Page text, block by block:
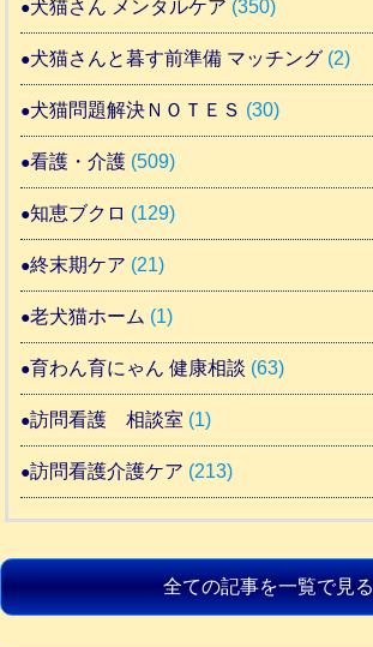
犬猫さん メンタルケア (350)
犬猫さんと暮す前準備 マッチング (2)
犬猫問題解決ＮＯＴＥＳ (30)
看護・介護 (509)
知恵ブクロ (129)
終末期ケア (21)
老犬猫ホーム (1)
育わん育にゃん 健康相談 (63)
訪問看護 相談室 (1)
訪問看護介護ケア (213)
全ての記事を一覧で見る